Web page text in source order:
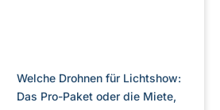
Welche Drohnen für Lichtshow:
Das Pro-Paket oder die Miete,